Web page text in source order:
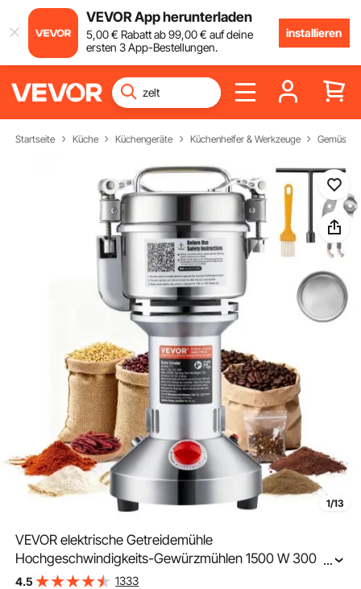
VEVOR App herunterladen
5,00€ Rabatt ab99,00€ auf deine
ersten 3 App-Bestellungen.
installieren
Startseite Küche Küchengeräte Küchenhelfer & Werkzeuge
1/13
VEVOR elektrische Getreidemühle
Hochgeschwindigkeits-Gewürzmühlen 1500 W 300 g,
Pulverisiermaschine aus Edelstahl, für trockene Körner
...
4.5 1333